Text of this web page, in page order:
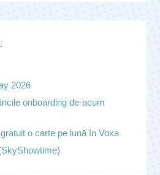
2026
onboarding de-acum
o carte pe lună în Voxa